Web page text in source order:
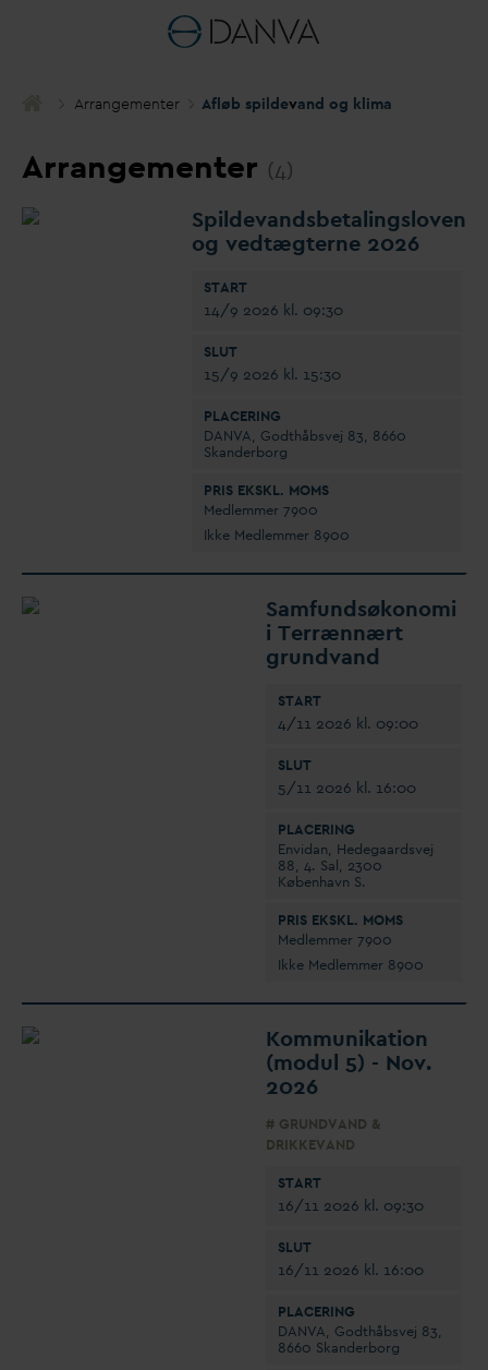
Arrangementer Afløb spildevand og klima
Arrangementer (4)
Spildevandsbetalingsloven
og vedtægterne 2026
START
14/9 2026 kl. 09:30
SLUT
15/9 2026 kl. 15:30
PLACERING
DANVA, Godthåbsvej 83, 8660
Skanderborg
PRIS EKSKL. MOMS
Medlemmer 7900
Ikke Medlemmer 8900
Samfundsøkonomi
i Terrænnært
grundvand
START
4/11 2026 kl. 09:00
SLUT
5/11 2026 kl. 16:00
PLACERING
Envidan, Hedegaardsvej
88, 4. Sal, 2300
København S.
PRIS EKSKL. MOMS
Medlemmer 7900
Ikke Medlemmer 8900
Kommunikation
(modul 5) - Nov.
2026
# GRUNDVAND &
DRIKKEVAND
START
16/11 2026 kl. 09:30
SLUT
16/11 2026 kl. 16:00
PLACERING
DANVA, Godthåbsvej 83,
8660 Skanderborg